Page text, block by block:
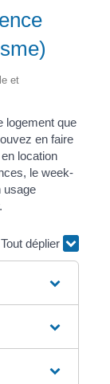
et
logement que
en faire
location
le week-
usage
Tout déplier